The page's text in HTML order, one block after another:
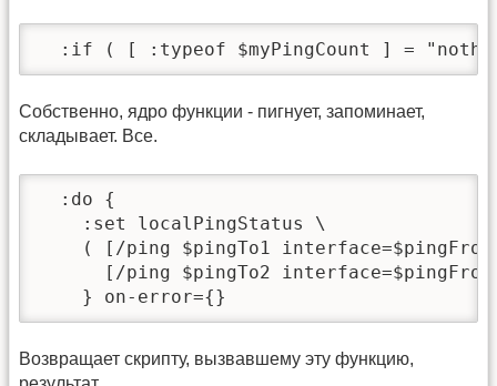
:if ( [ :typeof $myPingCount ] =
Собственно, ядро функции - пигнует, запоминает,
складывает. Все.
  :do {
    :set localPingStatus \
( [/ping $pingTo1
[/ping $pingTo2
    } on-error={}
Возвращает скрипту, вызвавшему эту функцию,